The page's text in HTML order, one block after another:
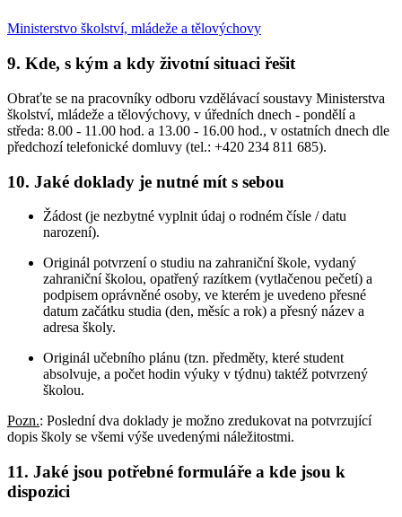
Ministerstvo školství, mládeže a tělovýchovy
9. Kde, s kým a kdy životní situaci řešit
Obraťte se na pracovníky odboru vzdělávací soustavy Ministerstva
školství, mládeže a tělovýchovy, v úředních dnech - pondělí a
středa: 8.00 - 11.00 hod. a 13.00 - 16.00 hod., v ostatních dnech dle
předchozí telefonické domluvy (tel.: +420 234 811 685).
10. Jaké doklady je nutné mít s sebou
Žádost (je nezbytné vyplnit údaj o rodném čísle / datu
narození).
Originál potvrzení o studiu na zahraniční škole, vydaný
zahraniční školou, opatřený razítkem (vytlačenou pečetí) a
podpisem oprávněné osoby, ve kterém je uvedeno přesné
datum začátku studia (den, měsíc a rok) a přesný název a
adresa školy.
Originál učebního plánu (tzn. předměty, které student
absolvuje, a počet hodin výuky v týdnu) taktéž potvrzený
školou.
Pozn.: Poslední dva doklady je možno zredukovat na potvrzující
dopis školy se všemi výše uvedenými náležitostmi.
11. Jaké jsou potřebné formuláře a kde jsou k
dispozici